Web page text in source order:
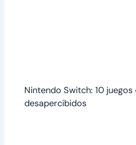
Nintendo Switch: 10 juegos
desapercibidos